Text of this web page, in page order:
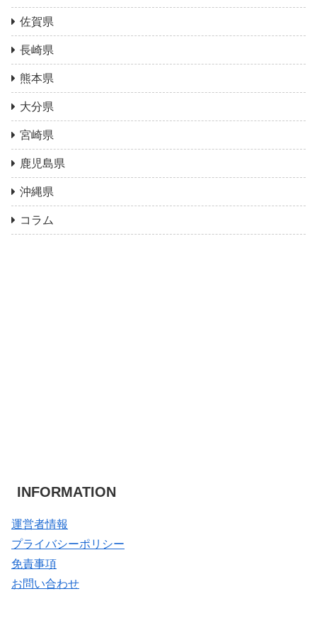
佐賀県
長崎県
熊本県
大分県
宮崎県
鹿児島県
沖縄県
コラム
INFORMATION
運営者情報
プライバシーポリシー
免責事項
お問い合わせ